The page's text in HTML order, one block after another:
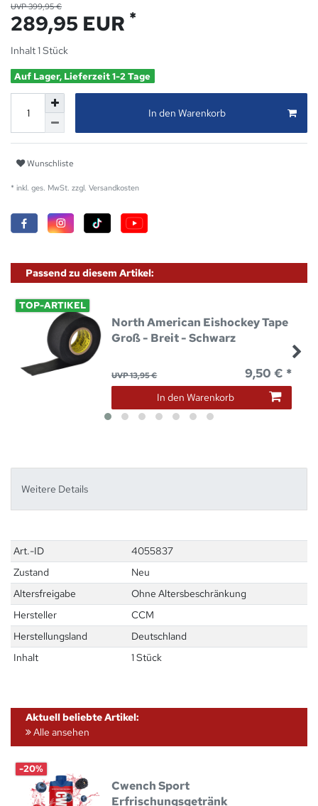
UVP 399,95 €
289,95 EUR *
Inhalt1Stück
Auf Lager, Lieferzeit 1-2 Tage
In den Warenkorb
Wunschliste
* inkl. ges. MwSt. zzgl. Versandkosten
Passend zu diesem Artikel:
TOP-ARTIKEL
North American Eishockey Tape
Groß - Breit - Schwarz
UVP 13,95 € 9,50 € *
In den Warenkorb
Weitere Details
Technisches
Merkmal
Wert
Art.-ID
4055837
Zustand
Neu
Altersfreigabe
Ohne Altersbeschränkung
Hersteller
CCM
Herstellungsland
Deutschland
Inhalt
1 Stück
Aktuell beliebte Artikel:
Alle ansehen
-20%
Cwench Sport
Erfrischungsgetränk